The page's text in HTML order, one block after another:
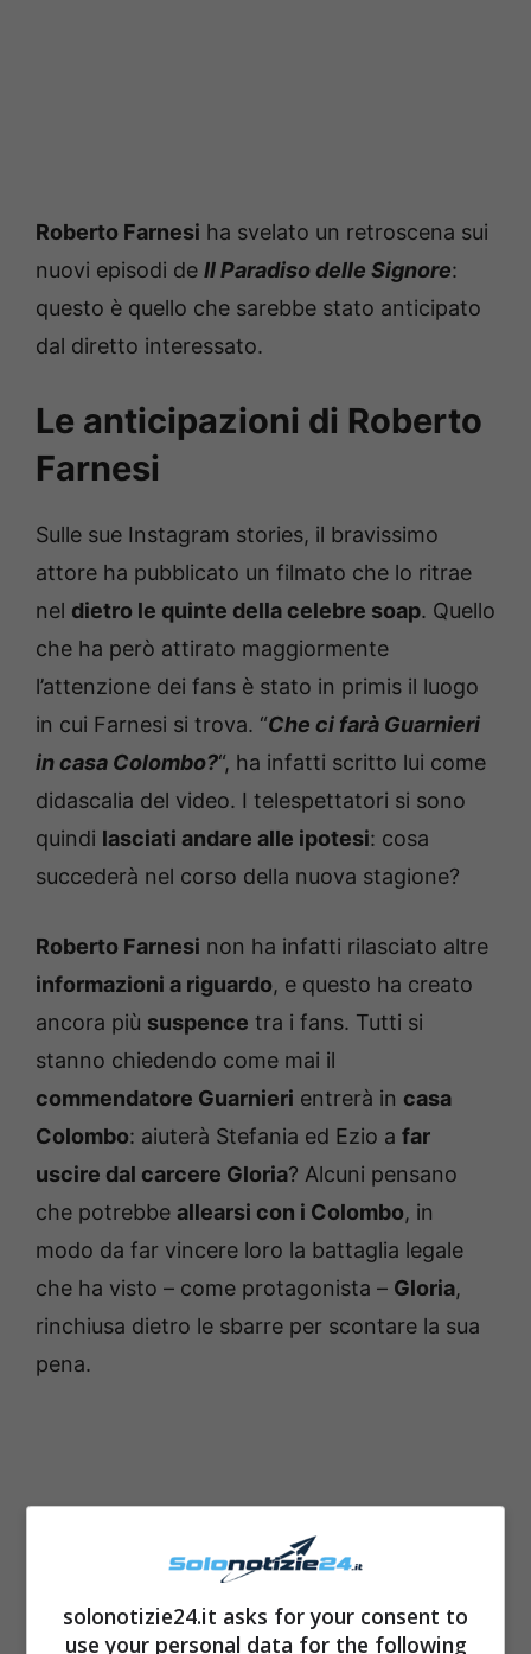
Roberto Farnesi ha svelato un retroscena sui
nuovi episodi de Il Paradiso delle Signore:
questo è quello che sarebbe stato anticipato
dal diretto interessato.
Le anticipazioni di Roberto
Farnesi
Sulle sue Instagram stories, il bravissimo
attore ha pubblicato un filmato che lo ritrae
nel dietro le quinte della celebre soap. Quello
che ha però attirato maggiormente
l’attenzione dei fans è stato in primis il luogo
in cui Farnesi si trova. “Che ci farà Guarnieri
in casa Colombo?“, ha infatti scritto lui come
didascalia del video. I telespettatori si sono
quindi lasciati andare alle ipotesi: cosa
succederà nel corso della nuova stagione?
Roberto Farnesi non ha infatti rilasciato altre
informazioni a riguardo, e questo ha creato
ancora più suspence tra i fans. Tutti si
stanno chiedendo come mai il
commendatore Guarnieri entrerà in casa
Colombo: aiuterà Stefania ed Ezio a far
uscire dal carcere Gloria? Alcuni pensano
che potrebbe allearsi con i Colombo, in
modo da far vincere loro la battaglia legale
che ha visto – come protagonista – Gloria,
rinchiusa dietro le sbarre per scontare la sua
pena.
solonotizie24.it asks for your consent to
use your personal data for the following